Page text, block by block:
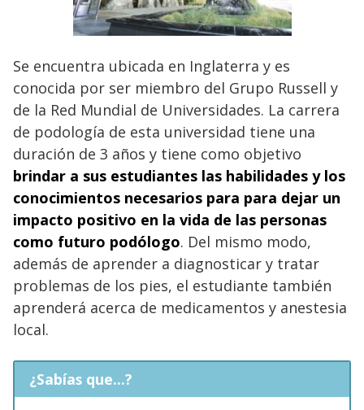
Se encuentra ubicada en Inglaterra y es
conocida por ser miembro del Grupo Russell y
de la Red Mundial de Universidades. La carrera
de podología de esta universidad tiene una
duración de 3 años y tiene como objetivo
brindar a sus estudiantes las habilidades y los
conocimientos necesarios para para dejar un
impacto positivo en la vida de las personas
como futuro podólogo. Del mismo modo,
además de aprender a diagnosticar y tratar
problemas de los pies, el estudiante también
aprenderá acerca de medicamentos y anestesia
local.
¿Sabías que...?